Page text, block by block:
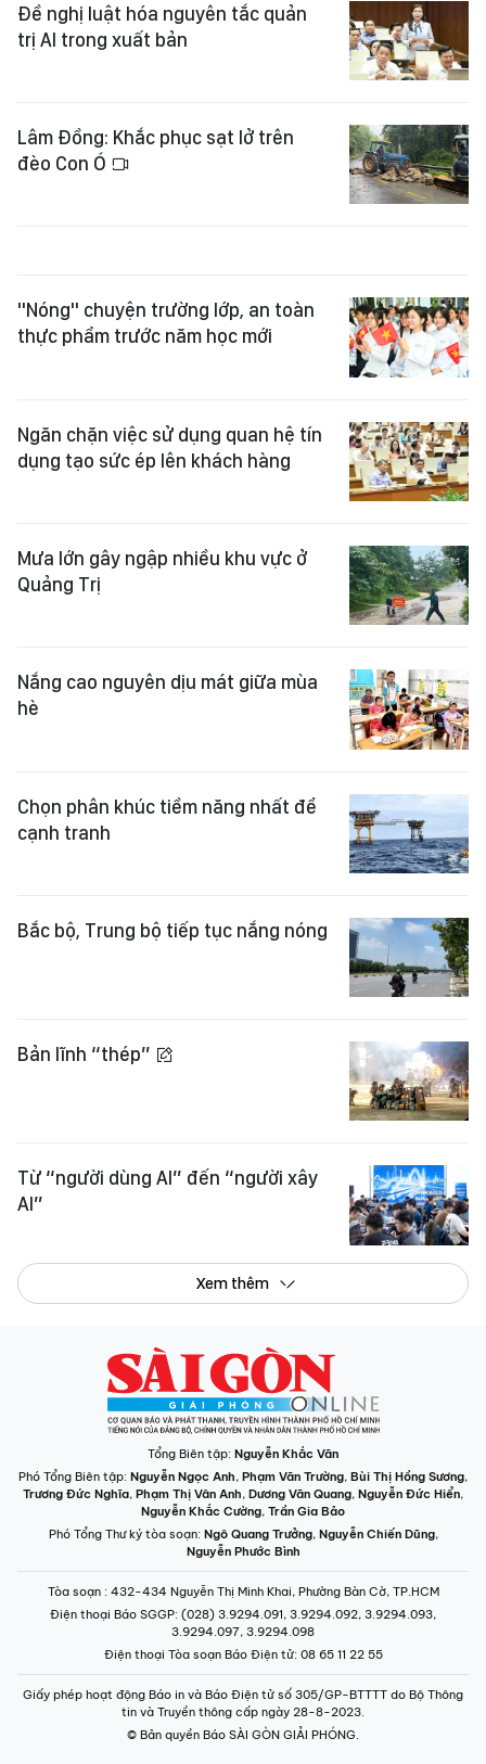
Đề nghị luật hóa nguyên tắc quản
trị AI trong xuất bản
Lâm Đồng: Khắc phục sạt lở trên
đèo Con Ó
"Nóng" chuyện trường lớp, an toàn
thực phẩm trước năm học mới
Ngăn chặn việc sử dụng quan hệ tín
dụng tạo sức ép lên khách hàng
Mưa lớn gây ngập nhiều khu vực ở
Quảng Trị
Nắng cao nguyên dịu mát giữa mùa
hè
Chọn phân khúc tiềm năng nhất để
cạnh tranh
Bắc bộ, Trung bộ tiếp tục nắng nóng
Bản lĩnh “thép”
Từ “người dùng AI” đến “người xây
AI”
Xem thêm
Tổng Biên tập: Nguyễn Khắc Văn
Phó Tổng Biên tập: Nguyễn Ngọc Anh, Phạm Văn Trường, Bùi Thị Hồng Sương,
Trương Đức Nghĩa, Phạm Thị Vân Anh, Dương Văn Quang, Nguyễn Đức Hiển,
Nguyễn Khắc Cường, Trần Gia Bảo
Phó Tổng Thư ký tòa soạn: Ngô Quang Trưởng, Nguyễn Chiến Dũng,
Nguyễn Phước Bình
Tòa soạn : 432-434 Nguyễn Thị Minh Khai, Phường Bàn Cờ, TP.HCM
Điện thoại Báo SGGP: (028) 3.9294.091, 3.9294.092, 3.9294.093,
3.9294.097, 3.9294.098
Điện thoại Tòa soạn Báo Điện tử: 08 65 11 22 55
Giấy phép hoạt động Báo in và Báo Điện tử số 305/GP-BTTTT do Bộ Thông
tin và Truyền thông cấp ngày 28-8-2023.
© Bản quyền Báo SÀI GÒN GIẢI PHÓNG.